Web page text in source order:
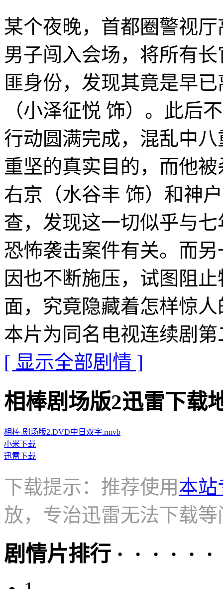
某个夜晚，首都圈警视
男子闯入会场，将所有
匪身份，发现其竟是早
（小泽征悦 饰）。此后
行动圆满完成，混乱中
重坚的真实目的，而他
右京（水谷丰 饰）和神
查，发现这一切似乎与
恐怖袭击案件有关。而
因也不断施压，试图阻
面，究竟隐藏着怎样惊
本片为同名电视连续剧
[ 显示全部剧情 ]
相棒剧场版2迅雷下载地
相棒-剧场版2.DVD中日双字.rmvb
小米下载
迅雷下载
下载提示：推荐使用本站
放，专治迅雷无法下载等
剧情片排行 · · · · · ·